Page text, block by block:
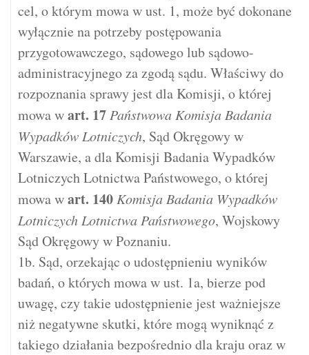
cel, o którym mowa w ust. 1, może być dokonane
wyłącznie na potrzeby postępowania
przygotowawczego, sądowego lub sądowo-
administracyjnego za zgodą sądu. Właściwy do
rozpoznania sprawy jest dla Komisji, o której
mowa wart. 17 Państwowa Komisja Badania
Wypadków Lotniczych, Sąd Okręgowy w
Warszawie, a dla Komisji Badania Wypadków
Lotniczych Lotnictwa Państwowego, o której
mowa wart. 140 Komisja Badania Wypadków
Lotniczych Lotnictwa Państwowego, Wojskowy
Sąd Okręgowy w Poznaniu.
1b. Sąd, orzekając o udostępnieniu wyników
badań, o których mowa w ust. 1a, bierze pod
uwagę, czy takie udostępnienie jest ważniejsze
niż negatywne skutki, które mogą wyniknąć z
takiego działania bezpośrednio dla kraju oraz w